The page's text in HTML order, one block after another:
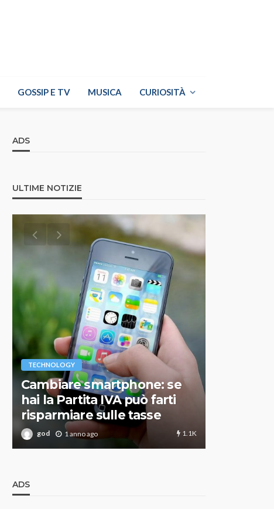
GOSSIP E TV MUSICA CURIOSITÀ
ADS
ULTIME NOTIZIE
TECHNOLOGY
Cambiare smartphone: se
hai la Partita IVA può farti
risparmiare sulle tasse
god 1 anno ago 1.1K
ADS